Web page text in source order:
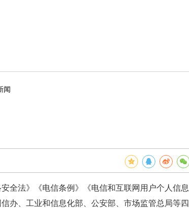
闻
法》《电信条例》《电信和互联网用户个人信息
办、工业和信息化部、公安部、市场监管总局等四